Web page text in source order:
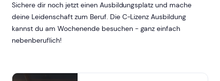
Sichere dir noch jetzt einen Ausbildungsplatz und mache
deine Leidenschaft zum Beruf. Die C-Lizenz Ausbildung
kannst du am Wochenende besuchen - ganz einfach
nebenberuflich!